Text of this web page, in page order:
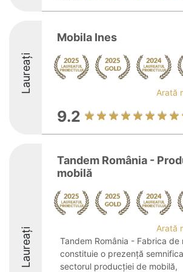
Laureați
Mobila Ines
Arată
9.2
Laureați
Tandem România -
mobilă
Arată
Tandem România - Fabrica de
constituie o prezență
sectorul producției de mobilă,